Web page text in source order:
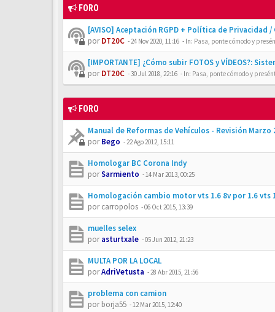
FORO
[AVISO] Aceptación RGPD + Política de Privacidad
porDT20C -24 Nov 2020, 11:16 - In: Pasa, ponte cómodo y
[IMPORTANTE] ¿Cómo subir FOTOS y VÍDEOS?:
porDT20C - 30 Jul 2018, 22:16 - In: Pasa, ponte cómodo y
FORO
Manual de Reformas de Vehículos - Revisión Marzo
porBego -22 Ago 2012, 15:11
Homologar BC Corona Indy
porSarmiento -14 Mar 2013, 00:25
Homologación cambio motor vts 1.6 8v por 1.6 vts
porcarropolos -06 Oct 2015, 13:39
muelles selex
porasturtxale -05 Jun 2012, 21:23
MULTA POR LA LOCAL
porAdriVetusta -28 Abr 2015, 21:56
problema con camion
porborja55 -12 Mar 2015, 12:40